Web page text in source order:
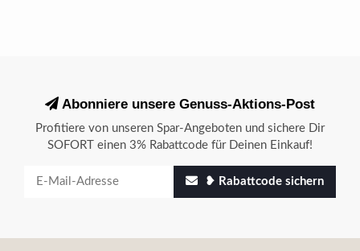
Abonniere unsere Genuss-Aktions-Post
Profitiere von unseren Spar-Angeboten und sichere Dir
SOFORT einen 3% Rabattcode für Deinen Einkauf!
❥ Rabattcode sichern